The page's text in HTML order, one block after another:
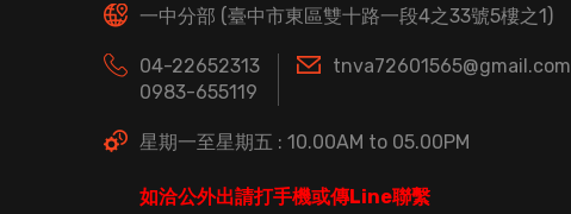
一中分部 (臺中市東區雙十路一段4之33號5樓之1)
04-22652313
0983-655119
tnva72601565@gmail.com
星期一至星期五 : 10.00AM to 05.00PM
如洽公外出請打手機或傳Line聯繫